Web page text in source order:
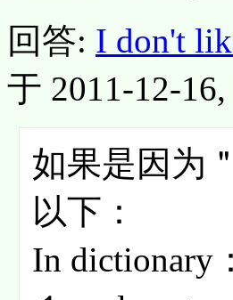
回答: I don't
于 2011-12-
如果是因为
以下：
In dictionary